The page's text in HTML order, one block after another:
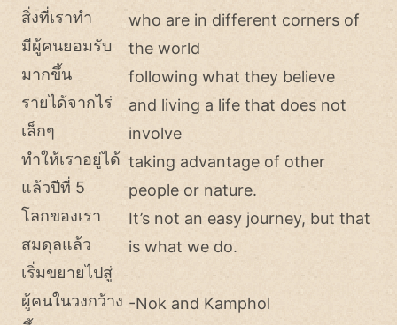
สิ่งที่เราทำ
มีผู้คนยอมรับ
มากขึ้น
รายได้จากไร่
เล็กๆ
ทำให้เราอยู่ได้
แล้วปีที่ 5
โลกของเรา
สมดุลแล้ว
เริ่มขยายไปสู่
ผู้คนในวงกว้าง
who are in different corners of
the world
following what they believe
and living a life that does not
involve
taking advantage of other
people or nature.
It’s not an easy journey, but that
is what we do.
-Nok and Kamphol